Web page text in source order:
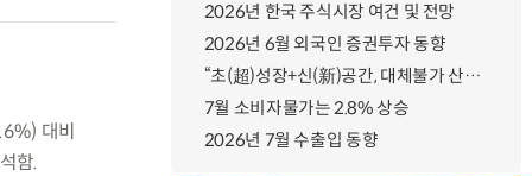
대비
함.
2026년 한국 주식시장 여건 및 전망
2026년 6월 외국인 증권투자 동향
“초(超)성장+신(新)공간, 대체불가 산업강국”
7월 소비자물가는 2.8% 상승
2026년 7월 수출입 동향